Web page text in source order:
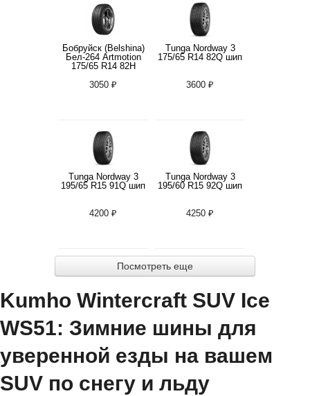
Бобруйск (Belshina)
Бел-264 Artmotion
175/65 R14 82H
3050 ₽
Tunga Nordway 3
175/65 R14 82Q шип
3600 ₽
Tunga Nordway 3
195/65 R15 91Q шип
4200 ₽
Tunga Nordway 3
195/60 R15 92Q шип
4250 ₽
Посмотреть еще
Kumho Wintercraft SUV Ice
WS51: Зимние шины для
уверенной езды на вашем
SUV по снегу и льду